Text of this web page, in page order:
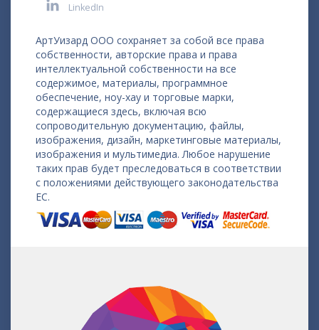
LinkedIn
АртУизард ООО сохраняет за собой все права
собственности, авторские права и права
интеллектуальной собственности на все
содержимое, материалы, программное
обеспечение, ноу-хау и торговые марки,
содержащиеся здесь, включая всю
сопроводительную документацию, файлы,
изображения, дизайн, маркетинговые материалы,
изображения и мультимедиа. Любое нарушение
таких прав будет преследоваться в соответствии
с положениями действующего законодательства
ЕС.